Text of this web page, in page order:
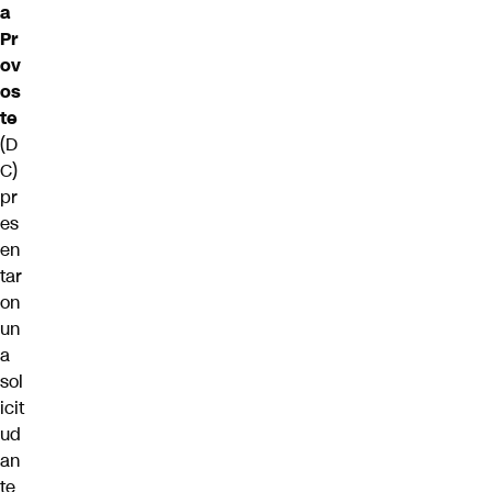
a
Pr
ov
os
te
(D
C)
pr
es
en
tar
on
un
a
sol
icit
ud
an
te